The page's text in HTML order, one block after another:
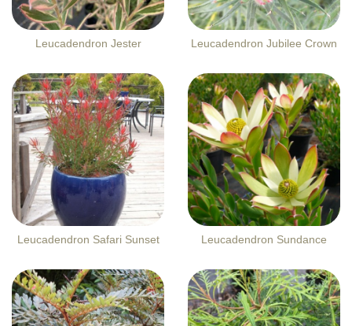
Leucadendron Jester Leucadendron Jubilee Crown
Leucadendron Safari Sunset Leucadendron Sundance